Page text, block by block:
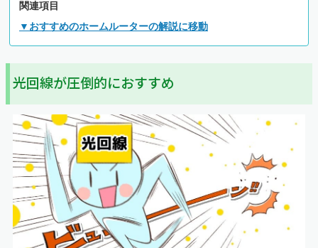
関連項目
▼おすすめのホームルーターの解説に移動
光回線が圧倒的におすすめ